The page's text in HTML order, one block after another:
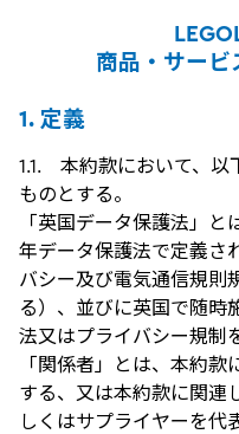
商品・サー
1. 定義
1.1. 本約款において、以
ものとする。
「英国データ保護法」
年データ保護法で定義さ
バシー及び電気通信規則
る）、並びに英国で随時
法又はプライバシー規制
「関係者」とは、本約
する、又は本約款に関連
しくはサプライヤーを代